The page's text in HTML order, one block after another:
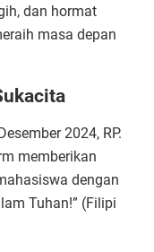
dan hormat
masa depan
2024, RP.
memberikan
dengan
Tuhan!” (Filipi